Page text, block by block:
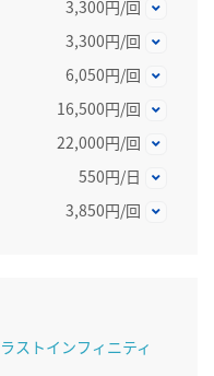
3,300円/回
3,300円/回
6,050円/回
16,500円/回
22,000円/回
550円/日
3,850円/回
ストインフィニティ